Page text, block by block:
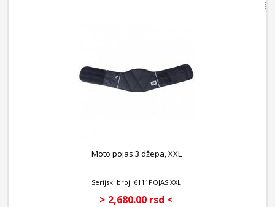
Moto pojas 3 džepa, XXL
Serijski broj: 6111POJAS XXL
> 2,680.00 rsd <